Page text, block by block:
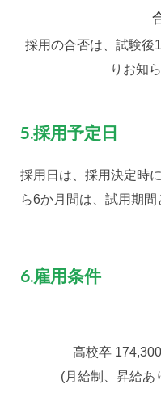
採用の合否は、試験後
りお知
5.採用予定日
採用日は、採用決定時
ら6か月間は、試用期間
6.雇用条件
高校卒
(月給制、昇給あ